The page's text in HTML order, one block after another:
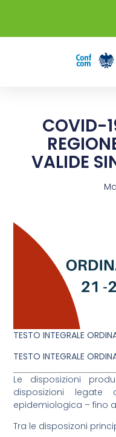
COVID-
VALIDE
TESTO INTEGRALE
TESTO INTEGRALE
Le disposizioni
disposizioni legate
epidemiologica – fino
Tra le disposizoni